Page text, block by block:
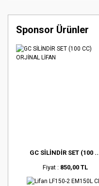
Sponsor Ürünler
GC SİLİNDİR SET (100
Fiyat : 850,00 TL